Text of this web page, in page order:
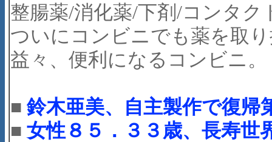
整腸薬/消化薬/下剤/コンタ
ついにコンビニでも薬を取
益々、便利になるコンビニ。
■ 鈴木亜美、自主製作で復帰
■ 女性８５．３３歳、長寿